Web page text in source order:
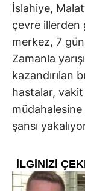
İslahiye,
çevre illerden
merkez, 7 gün
Zamanla
kazandırılan
hastalar,
müdahalesine
şansı